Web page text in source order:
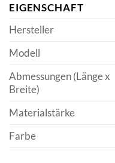
EIGENSCHAFT
Hersteller
Modell
Abmessungen (Länge x
Breite)
Materialstärke
Farbe